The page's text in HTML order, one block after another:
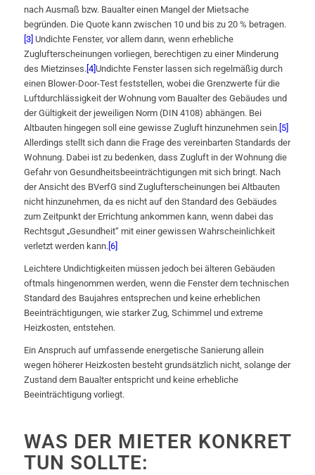
nach Ausmaß bzw. Baualter einen Mangel der Mietsache
begründen. Die Quote kann zwischen 10 und bis zu 20 % betragen.
[3] Undichte Fenster, vor allem dann, wenn erhebliche
Zuglufterscheinungen vorliegen, berechtigen zu einer Minderung
des Mietzinses. [4] Undichte Fenster lassen sich regelmäßig durch
einen Blower-Door-Test feststellen, wobei die Grenzwerte für die
Luftdurchlässigkeit der Wohnung vom Baualter des Gebäudes und
der Gültigkeit der jeweiligen Norm (DIN 4108) abhängen. Bei
Altbauten hingegen soll eine gewisse Zugluft hinzunehmen sein. [5]
Allerdings stellt sich dann die Frage des vereinbarten Standards der
Wohnung. Dabei ist zu bedenken, dass Zugluft in der Wohnung die
Gefahr von Gesundheitsbeeinträchtigungen mit sich bringt. Nach
der Ansicht des BVerfG sind Zuglufterscheinungen bei Altbauten
nicht hinzunehmen, da es nicht auf den Standard des Gebäudes
zum Zeitpunkt der Errichtung ankommen kann, wenn dabei das
Rechtsgut „Gesundheit“ mit einer gewissen Wahrscheinlichkeit
verletzt werden kann. [6]
Leichtere Undichtigkeiten müssen jedoch bei älteren Gebäuden
oftmals hingenommen werden, wenn die Fenster dem technischen
Standard des Baujahres entsprechen und keine erheblichen
Beeinträchtigungen, wie starker Zug, Schimmel und extreme
Heizkosten, entstehen.
Ein Anspruch auf umfassende energetische Sanierung allein
wegen höherer Heizkosten besteht grundsätzlich nicht, solange der
Zustand dem Baualter entspricht und keine erhebliche
Beeinträchtigung vorliegt.
WAS DER MIETER KONKRET
TUN SOLLTE: